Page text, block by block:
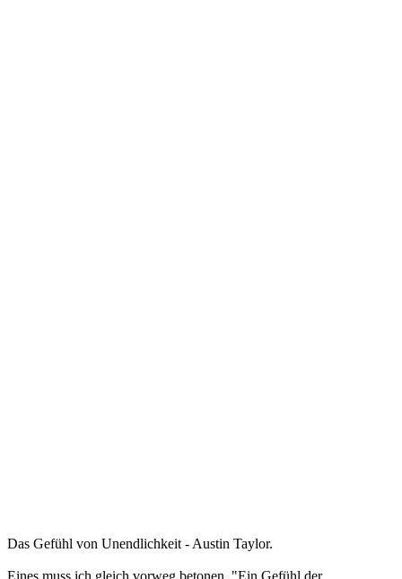
Das Gefühl von Unendlichkeit - Austin Taylor.
Eines muss ich gleich vorweg betonen, "Ein Gefühl der